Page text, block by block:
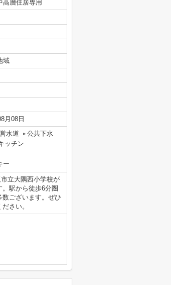
高層住居専用
域
月08日
水道
公共下水
ッチン
ー
立大隅西小学校が
駅から徒歩6分圏
ございます。ぜひ
さい。